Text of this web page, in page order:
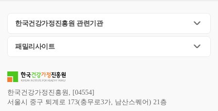
한국건강가정진흥원 관련기관
패밀리사이트
한국건강가정진흥원, [04554]
서울시 중구 퇴계로 173(충무로3가, 남산스퀘어) 21층